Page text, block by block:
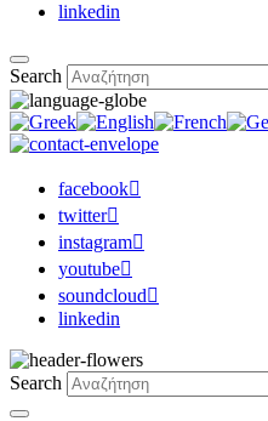
linkedin
Search
facebook
twitter
instagram
youtube
soundcloud
linkedin
Search